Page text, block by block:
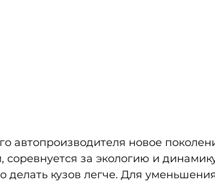
автопроизводителя новое
за экологию и
делать кузов легче. Для